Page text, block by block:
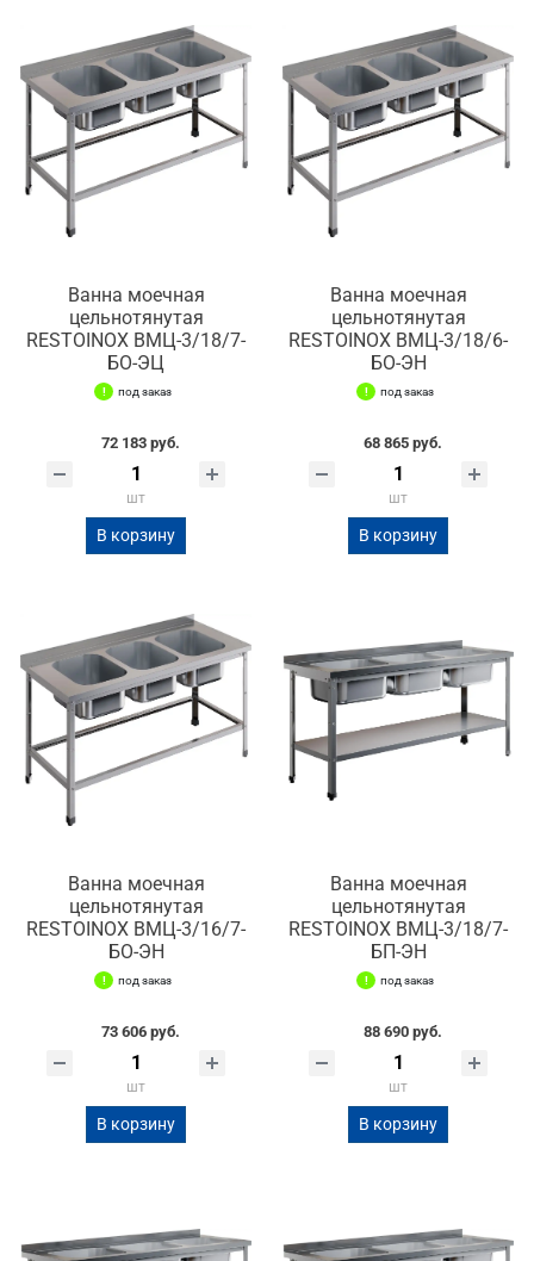
Ванна моечная
цельнотянутая
RESTOINOX ВМЦ-3/18/7-
БО-ЭЦ
под заказ
72 183 руб.
шт
В корзину
Ванна моечная
цельнотянутая
RESTOINOX ВМЦ-3/18/6-
БО-ЭН
под заказ
68 865 руб.
шт
В корзину
Ванна моечная
цельнотянутая
RESTOINOX ВМЦ-3/16/7-
БО-ЭН
под заказ
73 606 руб.
шт
В корзину
Ванна моечная
цельнотянутая
RESTOINOX ВМЦ-3/18/7-
БП-ЭН
под заказ
88 690 руб.
шт
В корзину